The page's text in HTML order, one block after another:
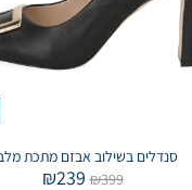
סנדלים בשילוב אבזם מתכת
₪399
₪239